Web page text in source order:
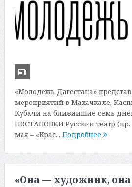
«Молодежь Дагестана»
мероприятий в Махачкале,
Кубачи на ближайшие семь
ПОСТАНОВКИ Русский театр (пр.
мая – «Крас... Подробнее
«Она — художник, она